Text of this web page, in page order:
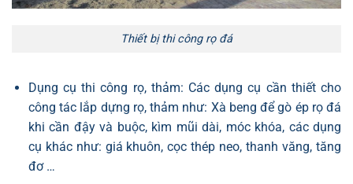
Thiết bị thi công rọ đá
Dụng cụ thi công rọ, thảm: Các dụng cụ cần thiết cho
công tác lắp dựng rọ, thảm như: Xà beng để gò ép rọ đá
khi cần đậy và buộc, kìm mũi dài, móc khóa, các dụng
cụ khác như: giá khuôn, cọc thép neo, thanh văng, tăng
đơ …